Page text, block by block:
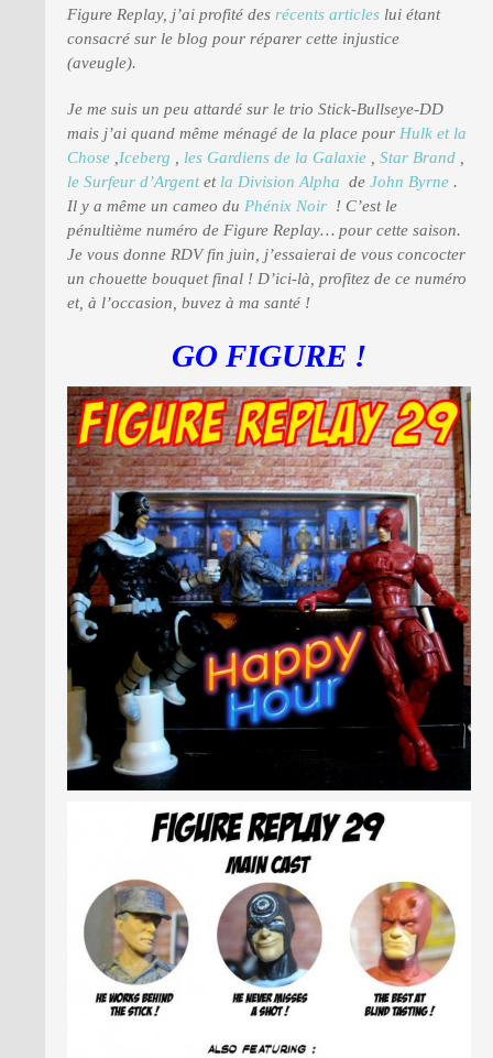
Figure Replay, j’ai profité des récents articles lui étant
consacré sur le blog pour réparer cette injustice
(aveugle).
Je me suis un peu attardé sur le trio Stick-Bullseye-DD
mais j’ai quand même ménagé de la place pour Hulk et la
Chose Iceberg les Gardiens de la Galaxie Star Brand
le Surfeur d’Argentetla Division Alpha de John Byrne .
Il y a même un cameo du Phénix Noir ! C’est le
pénultième numéro de Figure Replay… pour cette saison.
Je vous donne RDV fin juin, j’essaierai de vous concocter
un chouette bouquet final ! D’ici-là, profitez de ce numéro
et, à l’occasion, buvez à ma santé !
GO FIGURE !